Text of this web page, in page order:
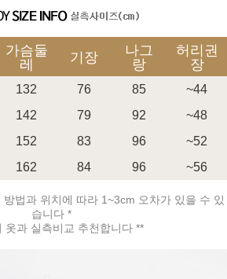
PAYCO 바로구매
가슴둘
레
기장
나그
랑
허리권
장
132 76 85
~44
142 79 92
~48
152 83 96
~52
162 84 96 ~56
법과 위치에 따라 1~3cm 오차가 있을 수 있
습니다 *
옷과 실측비교 추천합니다 **